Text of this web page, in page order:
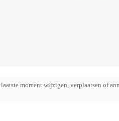
moment wijzigen, verplaatsen of